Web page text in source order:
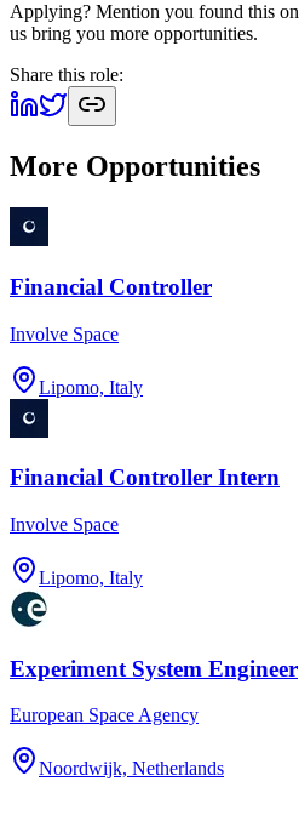
Applying? Mention you found this on
us bring you more opportunities.
Share this role:
More Opportunities
Financial Controller
Involve Space
Lipomo, Italy
Financial Controller Intern
Involve Space
Lipomo, Italy
Experiment System Engineer
European Space Agency
Noordwijk, Netherlands